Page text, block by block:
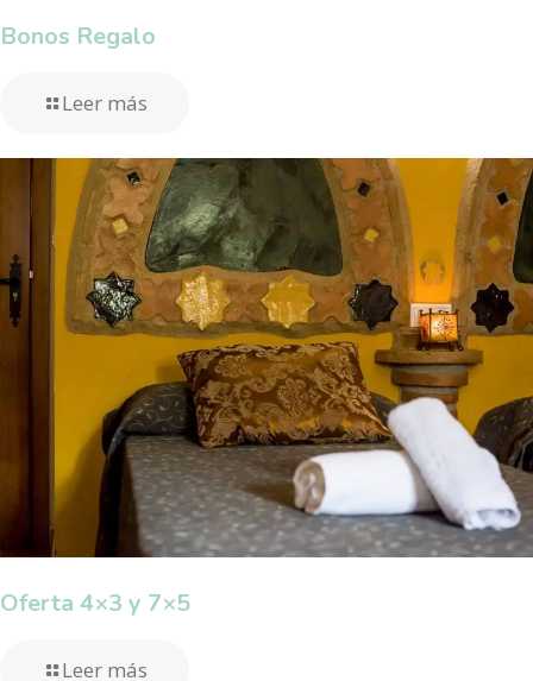
Bonos Regalo
Leer más
Oferta 4×3 y 7×5
Leer más